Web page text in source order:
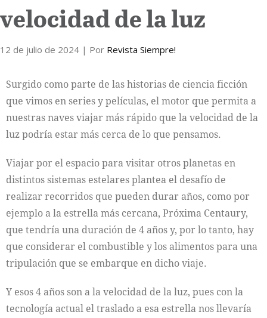
velocidad de la luz
12 de julio de 2024 | Por Revista Siempre!
Surgido como parte de las historias de ciencia ficción
que vimos en series y películas, el motor que permita a
nuestras naves viajar más rápido que la velocidad de la
luz podría estar más cerca de lo que pensamos.
Viajar por el espacio para visitar otros planetas en
distintos sistemas estelares plantea el desafío de
realizar recorridos que pueden durar años, como por
ejemplo a la estrella más cercana, Próxima Centaury,
que tendría una duración de 4 años y, por lo tanto, hay
que considerar el combustible y los alimentos para una
tripulación que se embarque en dicho viaje.
Y esos 4 años son a la velocidad de la luz, pues con la
tecnología actual el traslado a esa estrella nos llevaría